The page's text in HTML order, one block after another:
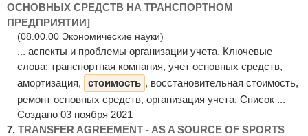
ОСНОВНЫХ СРЕДСТВ НА ТРАНСПОРТНОМ
ПРЕДПРИЯТИИ]
(08.00.00 Экономические науки)
... аспекты и проблемы организации учета. Ключевые
слова: транспортная компания, учет основных средств,
амортизация,
стоимость , восстановительная стоимость,
ремонт основных средств, организация учета. Список ...
Создано 03 ноября 2021
7. TRANSFER AGREEMENT - AS A SOURCE OF SPORTS